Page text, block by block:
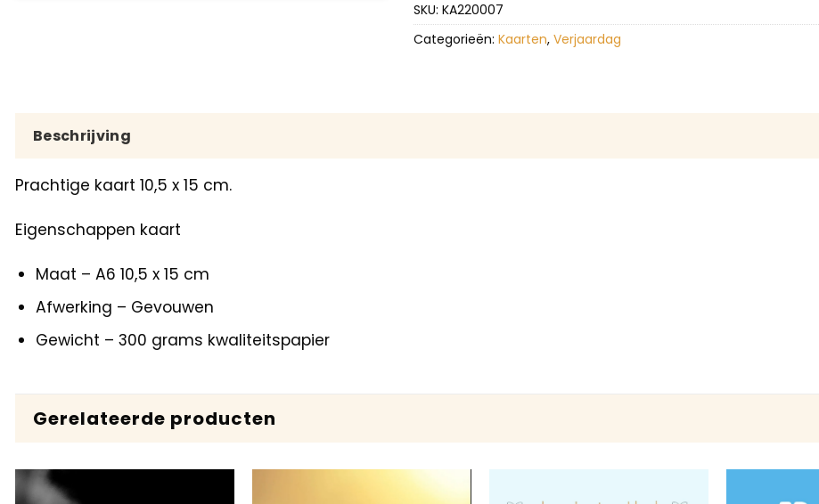
SKU: KA220007
Categorieën: Kaarten, Verjaardag
Beschrijving
Prachtige kaart 10,5 x 15 cm.
Eigenschappen kaart
Maat – A6 10,5 x 15 cm
Afwerking – Gevouwen
Gewicht – 300 grams kwaliteitspapier
Gerelateerde producten